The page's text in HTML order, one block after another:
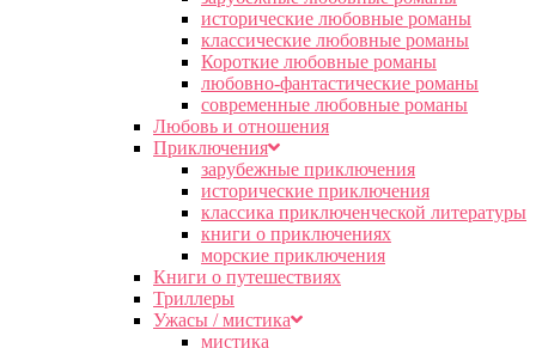
исторические любовные романы
классические любовные романы
Короткие любовные романы
любовно-фантастические романы
современные любовные романы
Любовь и отношения
Приключения
зарубежные приключения
исторические приключения
классика приключенческой литературы
книги о приключениях
морские приключения
Книги о путешествиях
Триллеры
Ужасы / мистика
мистика